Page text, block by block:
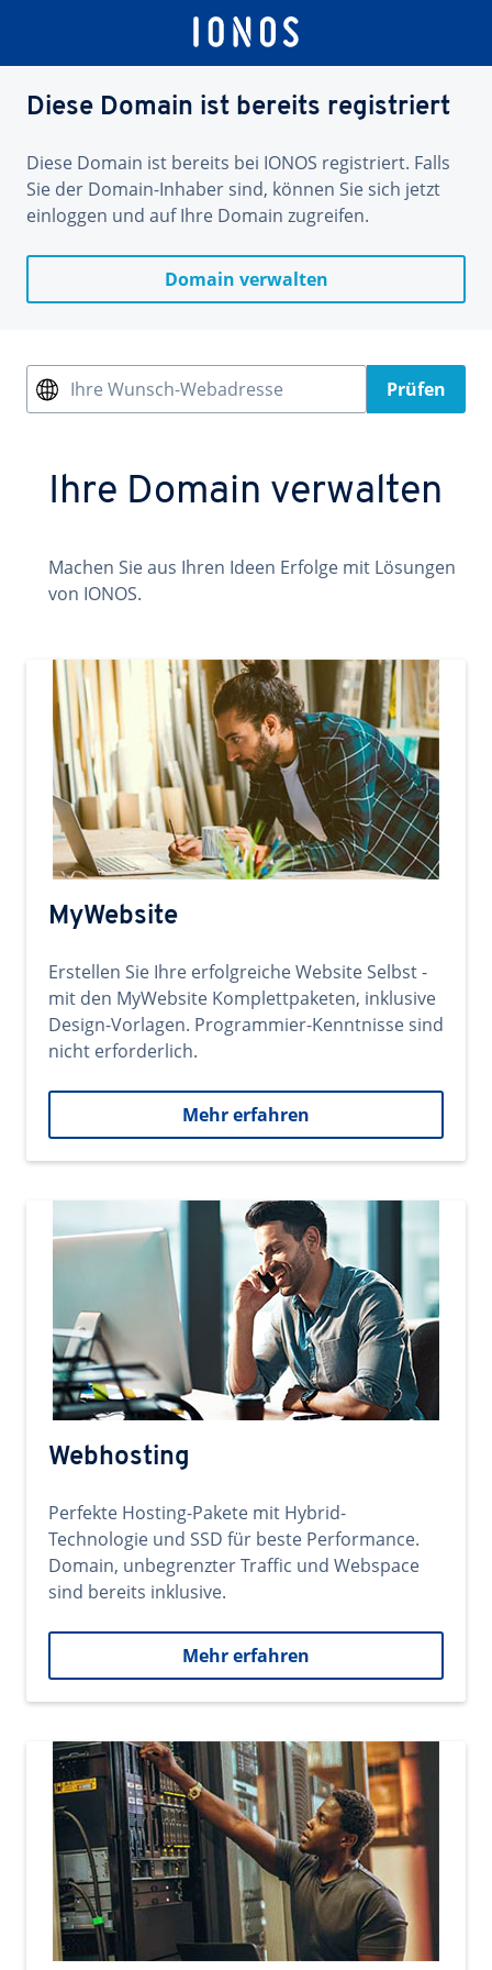
Diese Domain ist bereits registriert
Diese Domain ist bereits bei IONOS registriert. Falls
Sie der Domain-Inhaber sind, können Sie sich jetzt
einloggen und auf Ihre Domain zugreifen.
Domain verwalten
Ihre Wunsch-Webadresse Prüfen
Ihre Domain verwalten
Machen Sie aus Ihren Ideen Erfolge mit Lösungen
von IONOS.
MyWebsite
Erstellen Sie Ihre erfolgreiche Website Selbst -
mit den MyWebsite Komplettpaketen, inklusive
Design-Vorlagen. Programmier-Kenntnisse sind
nicht erforderlich.
Mehr erfahren
Webhosting
Perfekte Hosting-Pakete mit Hybrid-
Technologie und SSD für beste Performance.
Domain, unbegrenzter Traffic und Webspace
sind bereits inklusive.
Mehr erfahren